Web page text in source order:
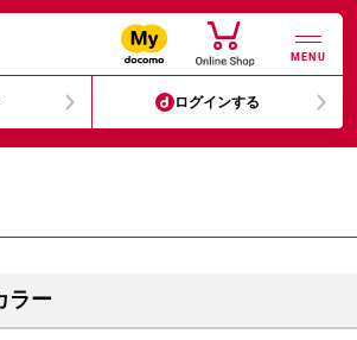
MENU
ログインする
ラー